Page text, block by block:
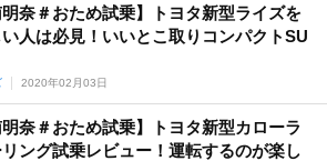
明奈＃おため試乗】トヨタ新型ライズを
人は必見！いいとこ取りコンパクトSU
2020年02月03日
明奈＃おため試乗】トヨタ新型カローラ
ング試乗レビュー！運転するのが楽し